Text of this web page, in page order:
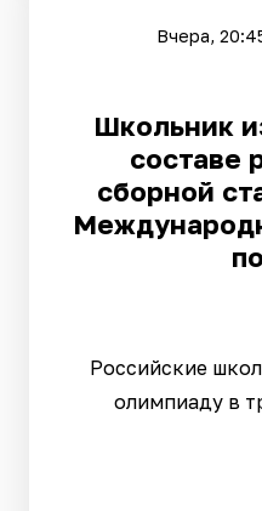
Вчера,
Школьник
составе
сборной
Российские
олимпиаду в